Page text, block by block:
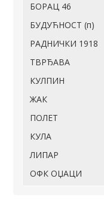
БОРАЦ 46
БУДУЋНОСТ (п)
РАДНИЧКИ 1918
ТВРЂАВА
КУЛПИН
ЖАК
ПОЛЕТ
КУЛА
ЛИПАР
ОФК ОЏАЦИ